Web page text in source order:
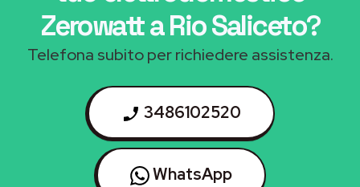
Zerowatt a Rio Saliceto?
Telefona subito per richiedere assistenza.
3486102520
WhatsApp